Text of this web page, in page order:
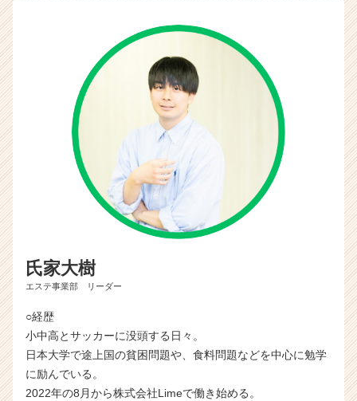
氏家大樹
エステ事業部 リーダー
○経歴
小中高とサッカーに没頭する日々。
日本大学で途上国の貧困問題や、食料問題などを中心に勉学
に励んでいる。
2022年の8月から株式会社Limeで働き始める。